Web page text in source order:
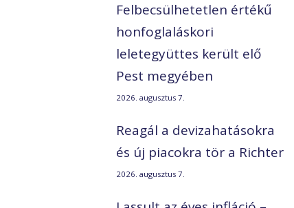
Felbecsülhetetlen értékű
honfoglaláskori
leletegyüttes került elő
Pest megyében
2026. augusztus 7.
Reagál a devizahatásokra
és új piacokra tör a Richter
2026. augusztus 7.